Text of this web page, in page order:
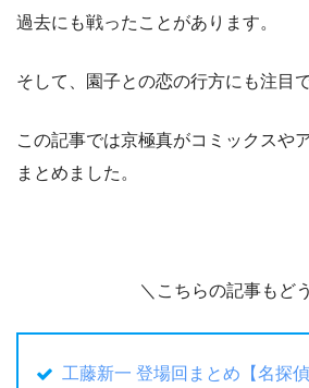
過去にも戦ったことがあります。
そして、園子との恋の行方にも注目
この記事では京極真がコミックスや
まとめました。
＼こちらの記事もど
工藤新一 登場回まとめ【名探